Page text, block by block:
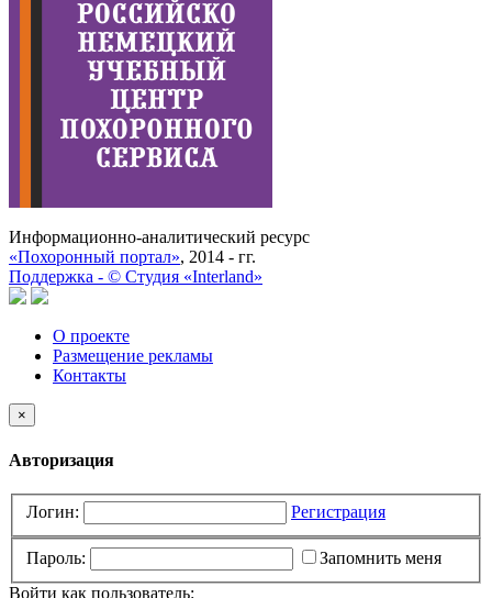
Информационно-аналитический ресурс
«Похоронный портал», 2014 - гг.
Поддержка - © Cтудия «Interland»
О проекте
Размещение рекламы
Контакты
×
Авторизация
Логин: Регистрация
Пароль:
Запомнить меня
Войти как пользователь: